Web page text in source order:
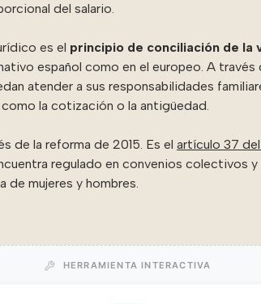
del salario.
es el principio de conciliación de la
español como en el europeo. A
atender a sus responsabilidades
la cotización o la antigüedad.
de la reforma de 2015. Es el artículo 37
regulado en convenios colectivos
de mujeres y hombres.
HERRAMIENTA INTERACTIVA